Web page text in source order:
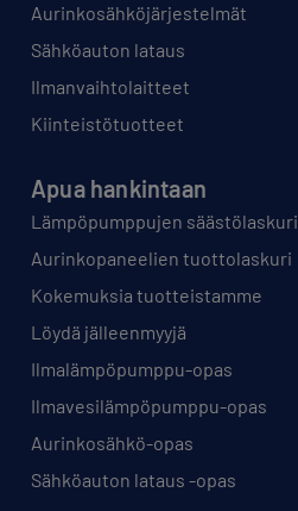
Aurinkosähköjärjestelmät
Sähköauton lataus
Ilmanvaihtolaitteet
Kiinteistötuotteet
Apua hankintaan
Lämpöpumppujen säästölaskuri
Aurinkopaneelien tuottolaskuri
Kokemuksia tuotteistamme
Löydä jälleenmyyjä
Ilmalämpöpumppu-opas
Ilmavesilämpöpumppu-opas
Aurinkosähkö-opas
Sähköauton lataus -opas